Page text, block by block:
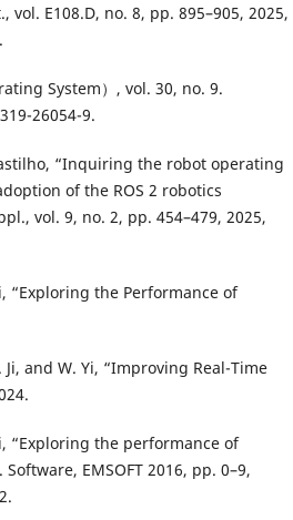
vol. E108.D, no. 8, pp. 895–905, 2025,
System）, vol. 30, no. 9.
26054-9.
“Inquiring the robot operating
of the ROS 2 robotics
vol. 9, no. 2, pp. 454–479, 2025,
“Exploring the Performance of
and W. Yi, “Improving Real-Time
“Exploring the performance of
EMSOFT 2016, pp. 0–9,